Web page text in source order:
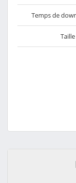
Temps de